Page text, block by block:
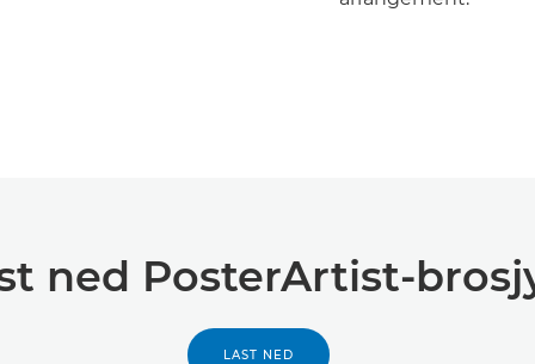
ned PosterArtist-
LAST NED